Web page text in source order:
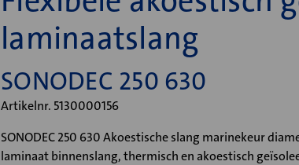
laminaatslang
SONODEC 250 630
Artikelnr. 5130000156
SONODEC 250 630 Akoestische slang marinekeur
laminaat binnenslang, thermisch en akoestisch